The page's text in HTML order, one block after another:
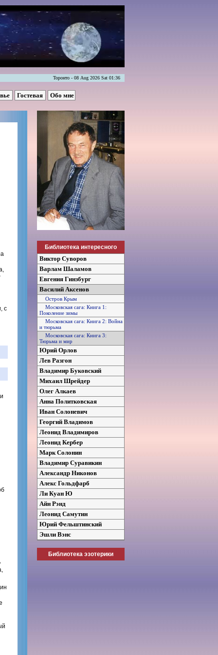
Торонто - 08 Aug 2026 Sat 01:36
Гостевая Обо мне
с
Библиотека интересного
Виктор Суворов
Варлам Шаламов
Евгения Гинзбург
Василий Аксенов
Остров Крым
Московская сага: Книга 1:
Поколение зимы
Московская сага: Книга 2: Война
и тюрьма
Московская сага: Книга 3:
Тюрьма и мир
Юрий Орлов
Лев Разгон
Владимир Буковский
Михаил Шрейдер
Олег Алкаев
Анна Политковская
Иван Солоневич
Георгий Владимов
Леонид Владимиров
Леонид Кербер
Марк Солонин
Владимир Суравикин
Александр Никонов
Алекс Гольдфарб
Ли Куан Ю
Айн Рэнд
Леонид Самутин
Юрий Фельштинский
Эшли Вэнс
Библиотека эзотерики